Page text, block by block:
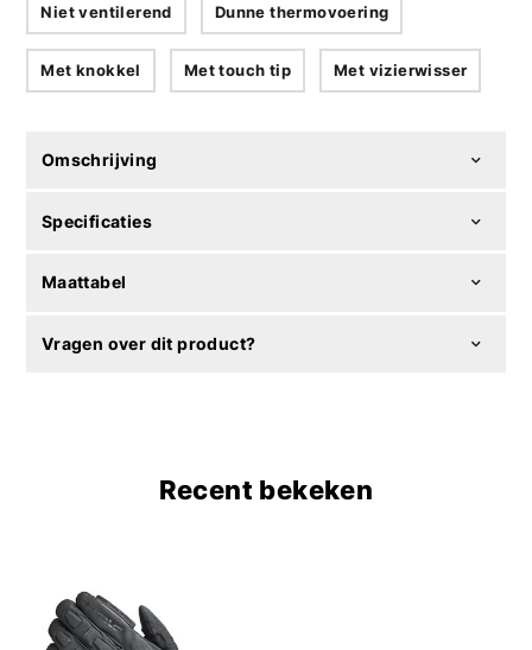
Niet ventilerend Dunne thermovoering
Met knokkel Met touch tip Met vizierwisser
Omschrijving
Specificaties
Maattabel
Vragen over dit product?
Recent bekeken